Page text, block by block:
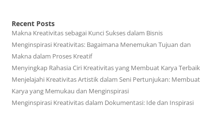
Recent Posts
Makna Kreativitas sebagai Kunci Sukses dalam Bisnis
Menginspirasi Kreativitas: Bagaimana Menemukan Tujuan dan
Makna dalam Proses Kreatif
Menyingkap Rahasia Ciri Kreativitas yang Membuat Karya Terbaik
Menjelajahi Kreativitas Artistik dalam Seni Pertunjukan: Membuat
Karya yang Memukau dan Menginspirasi
Menginspirasi Kreativitas dalam Dokumentasi: Ide dan Inspirasi